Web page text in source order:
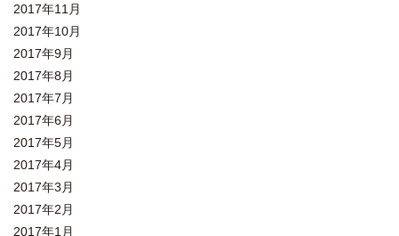
2017年11月
2017年10月
2017年9月
2017年8月
2017年7月
2017年6月
2017年5月
2017年4月
2017年3月
2017年2月
2017年1月